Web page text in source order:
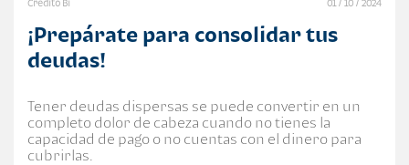
Crédito Bi 01 / 10 / 2024
¡Prepárate para consolidar tus
deudas!
Tener deudas dispersas se puede convertir en un
completo dolor de cabeza cuando no tienes la
capacidad de pago o no cuentas con el dinero para
cubrirlas.